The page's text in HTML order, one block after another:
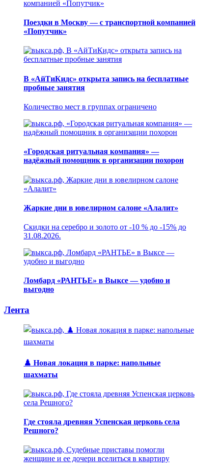
Поездки в Москву — с транспортной компанией
«Попутчик»
В «АйТиКидс» открыта запись на бесплатные
пробные занятия
Количество мест в группах ограничено
«Городская ритуальная компания» —
надёжный помощник в организации похорон
Жаркие дни в ювелирном салоне «Алалит»
Скидки на серебро и золото от -10 % до -15% до
31.08.2026.
Ломбард «РАНТЬЕ» в Выксе — удобно и
выгодно
Лента
♟️ Новая локация в парке: напольные
шахматы
Где стояла древняя Успенская церковь села
Решного?